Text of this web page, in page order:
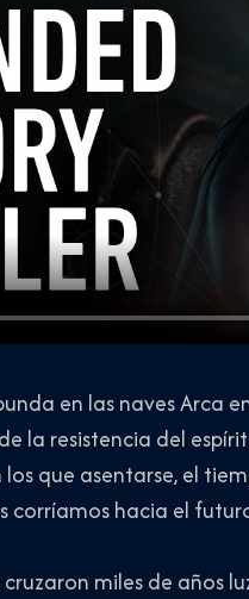
en las naves Arca
la resistencia del
que asentarse, el
corríamos hacia el
miles de años